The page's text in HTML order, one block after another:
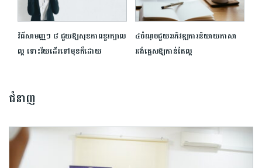
វិធី​សាមញ្ញ​ៗ​ ​៨​ ​ជួយ​ឱ្យ​សុខភាព​ខួរក្បាល​
ល្អ​ ​ទោះ​វ័យ​ដើរ​ទៅ​មុខ​ក៏ដោយ​
៤ចំណុចជួយ​អភិវឌ្ឍការនិយាយភាសា
អង់គ្លេសឱ្យ​កាន់តែល្អ
ជំនាញ